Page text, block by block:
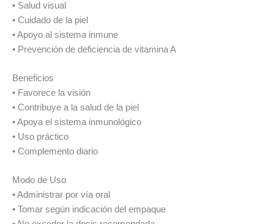
• Salud visual
• Cuidado de la piel
• Apoyo al sistema inmune
• Prevención de deficiencia de vitamina A
Beneficios
• Favorece la visión
• Contribuye a la salud de la piel
• Apoya el sistema inmunológico
• Uso práctico
• Complemento diario
Modo de Uso
• Administrar por vía oral
• Tomar según indicación del empaque